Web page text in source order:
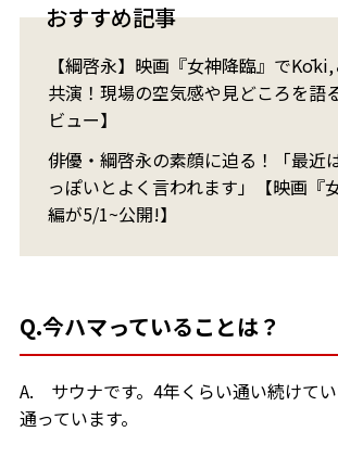
おすすめ記事
【綱啓永】映画『女神降臨』で
共演！現場の空気感や見どころを語
ビュー】
俳優・綱啓永の素顔に迫る！「最近
っぽいとよく言われます」【映画『
編が5/1~公開!】
Q.今ハマっていることは？
A. サウナです。4年くらい通い続けて
通っています。